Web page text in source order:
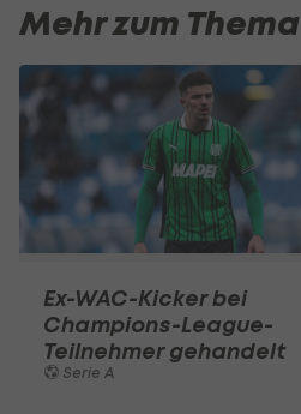
Mehr zum Thema
Ex-WAC-Kicker bei
Champions-League-
Teilnehmer gehandelt
Serie A